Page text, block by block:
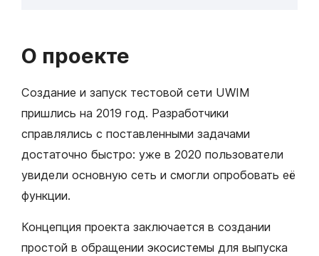
О проекте
Создание и запуск тестовой сети UWIM
пришлись на 2019 год. Разработчики
справлялись с поставленными задачами
достаточно быстро: уже в 2020 пользователи
увидели основную сеть и смогли опробовать её
функции.
Концепция проекта заключается в создании
простой в обращении экосистемы для выпуска